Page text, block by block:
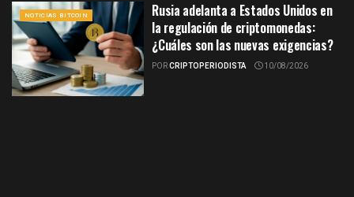
NOTICIAS BITCOIN
Rusia adelanta a Estados Unidos en
la regulación de criptomonedas:
¿Cuáles son las nuevas exigencias?
PORCRIPTOPERIODISTA 10/08/2026